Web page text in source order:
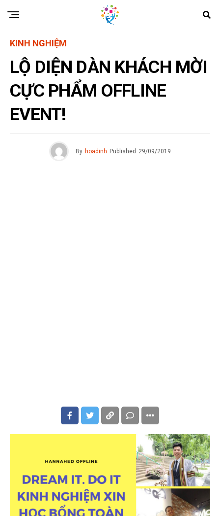
KINH NGHIỆM
LỘ DIỆN DÀN KHÁCH MỜI
CỰC PHẨM OFFLINE
EVENT!
By hoadinh Published 29/09/2019